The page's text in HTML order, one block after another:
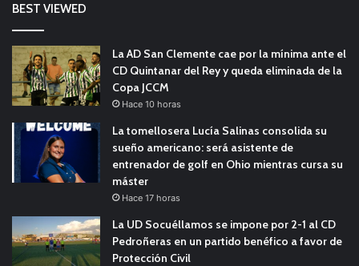
BEST VIEWED
La AD San Clemente cae por la mínima ante el
CD Quintanar del Rey y queda eliminada de la
Copa JCCM
Hace 10 horas
La tomellosera Lucía Salinas consolida su
sueño americano: será asistente de
entrenador de golf en Ohio mientras cursa su
máster
Hace 17 horas
La UD Socuéllamos se impone por 2-1 al CD
Pedroñeras en un partido benéfico a favor de
Protección Civil